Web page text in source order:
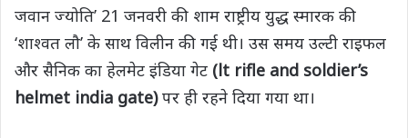
जवान ज्योति’ 21 जनवरी की शाम राष्ट्रीय युद्ध स्मारक की
‘शाश्वत लौ’ के साथ विलीन की गई थी। उस समय उल्टी राइफल
और सैनिक का हेलमेट इंडिया गेट (lt rifle and soldier’s
helmet india gate)पर ही रहने दिया गया था।